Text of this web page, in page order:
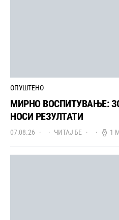
ОПУШТЕНО
МИРНО ВОСПИТУВАЊЕ:
НОСИ РЕЗУЛТАТИ
07.08.26 ЧИТАЈ БЕ 1